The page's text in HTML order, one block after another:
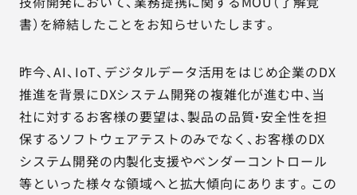
書）を締結したことをお知らせいたします。
昨今、AI、IoT、デジタルデータ活用をはじめ企業のDX
推進を背景にDXシステム開発の複雑化が進む中、当
社に対するお客様の要望は、製品の品質・安全性を担
保するソフトウェアテストのみでなく、お客様のDX
システム開発の内製化支援やベンダーコントロール
等といった様々な領域へと拡大傾向にあります。この